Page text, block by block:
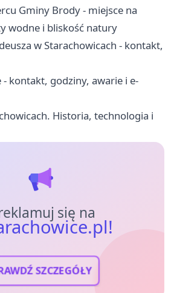
Gminy Brody - miejsce na
wodne i bliskość natury
w Starachowicach - kontakt,
- kontakt, godziny, awarie i e-
Historia, technologia i
się na
SZCZEGÓŁY